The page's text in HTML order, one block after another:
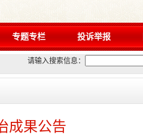
专题专栏 投诉举报
请输入搜索信息：
成果公告